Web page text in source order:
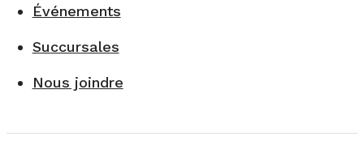
Événements
Succursales
Nous joindre